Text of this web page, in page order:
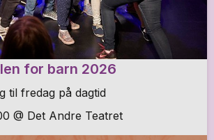
for barn 2026
til fredag på dagtid
@ Det Andre Teatret